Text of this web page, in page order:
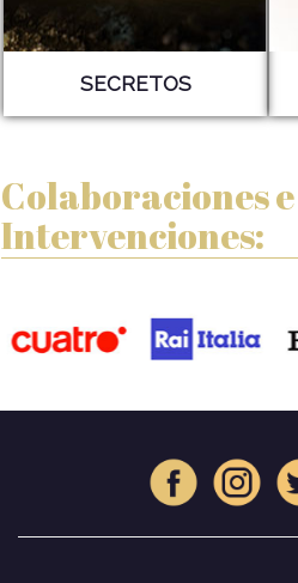
SECRETOS
Colaboraciones e
Intervenciones: